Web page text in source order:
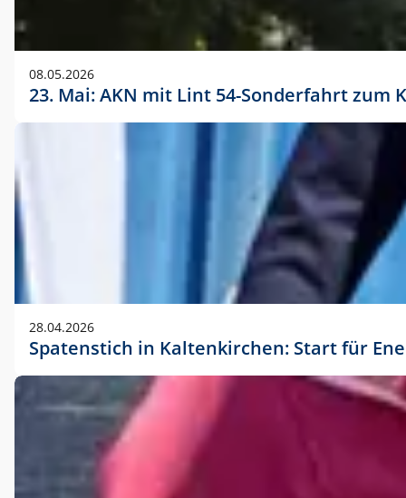
08.05.2026
23. Mai: AKN mit Lint 54-Sonderfahrt
28.04.2026
Spatenstich in Kaltenkirchen: Start für